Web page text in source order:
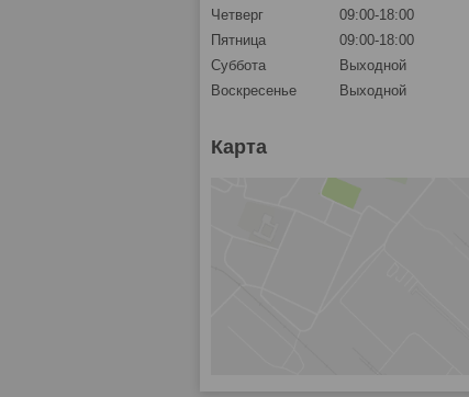
Четверг
09:00-18:00
Пятница
09:00-18:00
Суббота
Выходной
Воскресенье
Выходной
Карта